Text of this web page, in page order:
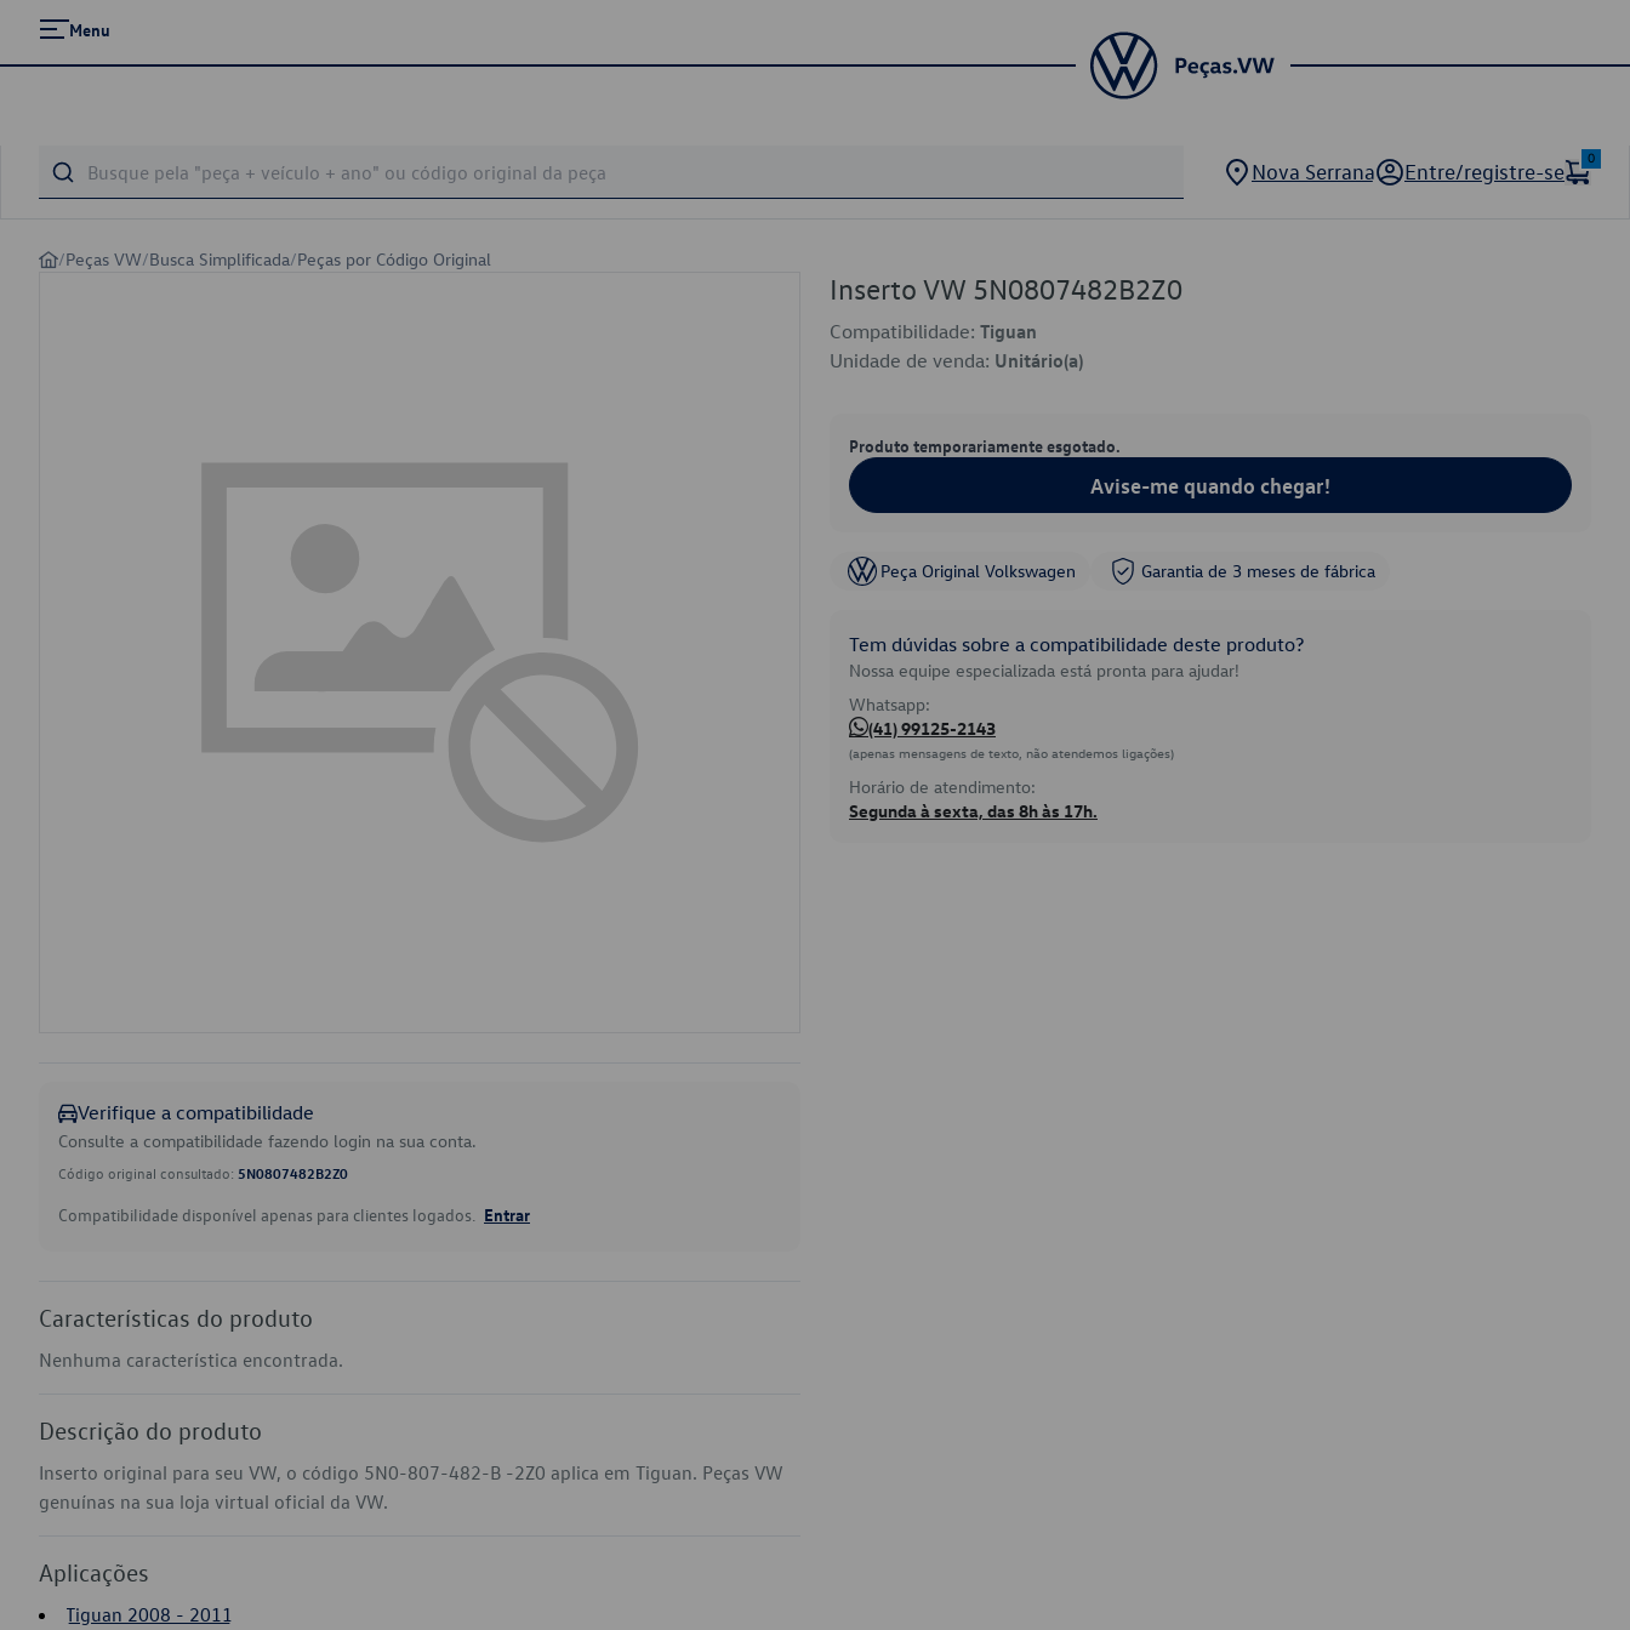
Menu
Nova Serrana Entre/registre-se
0
/Peças VW/Busca Simplificada/Peças por Código Original
Verifique a compatibilidade
Consulte a compatibilidade fazendo login na sua conta.
Código original consultado: 5N0807482B2Z0
Compatibilidade disponível apenas para clientes logados. Entrar
Características do produto
Nenhuma característica encontrada.
Descrição do produto
Inserto original para seu VW, o código 5N0-807-482-B -2Z0 aplica em Tiguan. Peças VW
genuínas na sua loja virtual oficial da VW.
Aplicações
Tiguan 2008 - 2011
Inserto VW 5N0807482B2Z0
Compatibilidade: Tiguan
Unidade de venda: Unitário(a)
Produto temporariamente esgotado.
Avise-me quando chegar!
Peça Original Volkswagen Garantia de 3 meses de fábrica
Tem dúvidas sobre a compatibilidade deste produto?
Nossa equipe especializada está pronta para ajudar!
Whatsapp:
(41) 99125-2143
(apenas mensagens de texto, não atendemos ligações)
Horário de atendimento:
Segunda à sexta, das 8h às 17h.